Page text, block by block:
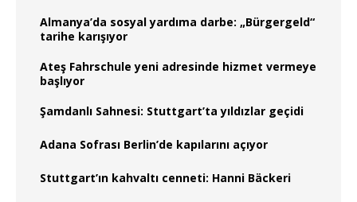
Almanya’da sosyal yardıma darbe: „Bürgergeld“
tarihe karışıyor
Ateş Fahrschule yeni adresinde hizmet vermeye
başlıyor
Şamdanlı Sahnesi: Stuttgart’ta yıldızlar geçidi
Adana Sofrası Berlin’de kapılarını açıyor
Stuttgart’ın kahvaltı cenneti: Hanni Bäckeri